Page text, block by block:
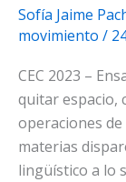
Sofía Jaime
movimiento /
CEC 2023 –
quitar espacio,
operaciones
materias
lingüístico a lo